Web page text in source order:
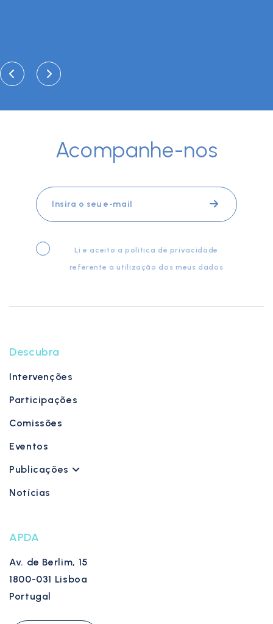
Acompanhe-nos
Li e aceito a política de privacidade
referente à utilização dos meus dados
Descubra
Intervenções
Participações
Comissões
Eventos
Publicações
Notícias
APDA
Av. de Berlim, 15
1800-031 Lisboa
Portugal